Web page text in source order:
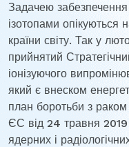
Задачею
ізотопами опікуються
країни світу. Так у
прийнятий
іонізуючого
який є внеском
план боротьби з
ЄС від 24 травня
ядерних і